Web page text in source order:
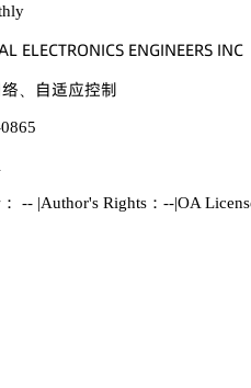
欄 乊欄乊。穫葤鵣沟喊。偌 乊沟佥喊沟乊乊葤偌 喊沟。
欢拂眙㗼嗭
-- |Author's Rights：--|OA